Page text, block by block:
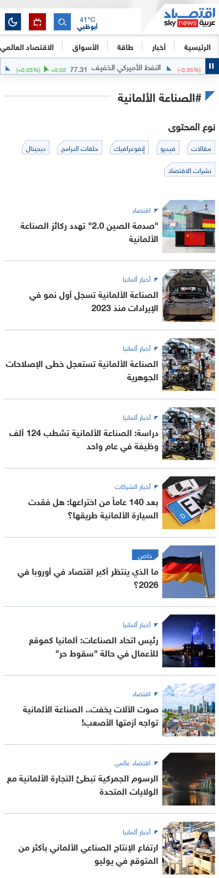
الرئيسية أخبار طاقة الأسواق الاقتصاد العالمي
أبوظبي
41°C
(-0.35 %) النفط الأميركي الخفيف 77.31
+ 0.02
(+0.03%)
#الصناعة الألمانية
نوع المحتوى
مقالات فيديو إنفوغرافيك حلقات البرامج
ديجيتال
نشرات الاقتصاد
اقتصاد
"صدمة الصين 2.0" تهدد ركائز الصناعة
الألمانية
أخبار ألمانيا
الصناعة الألمانية تسجل أول نمو في
الإيرادات منذ 2023
أخبار ألمانيا
الصناعة الألمانية تستعجل خطى الإصلاحات
الجوهرية
أخبار ألمانيا
دراسة: الصناعة الألمانية تشطب 124 ألف
وظيفة في عام واحد
أخبار الشركات
بعد 140 عاماً من اختراعها: هل فقدت
السيارة الألمانية طريقها؟
خاص
ما الذي ينتظر أكبر اقتصاد في أوروبا في
2026؟
أخبار ألمانيا
رئيس اتحاد الصناعات: ألمانيا كموقع
للأعمال في حالة "سقوط حر"
اقتصاد
صوت الآلات يخفت.. الصناعة الألمانية
تواجه أزمتها الأصعب!
اقتصاد عالمي
الرسوم الجمركية تبطئ التجارة الألمانية مع
الولايات المتحدة
أخبار ألمانيا
ارتفاع الإنتاج الصناعي الألماني بأكثر من
المتوقع في يوليو